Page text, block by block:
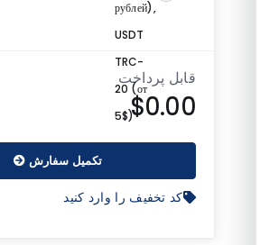
قابل پرداخت
$0.00
تکمیل سفارش
کد تخفیف را وارد کنید